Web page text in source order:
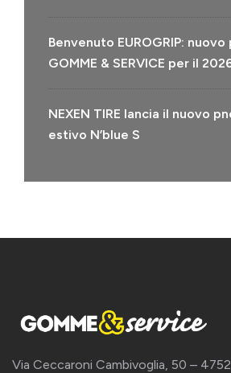
Benvenuto EUROGRIP:
GOMME & SERVICE per il
NEXEN TIRE lancia il nuovo
estivo N’blue S
Via Ceccaroni Cambivoglia, 50 –